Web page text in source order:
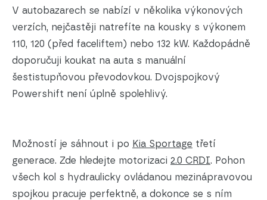
V autobazarech se nabízí v několika výkonových
verzích, nejčastěji natrefíte na kousky s výkonem
110, 120 (před faceliftem) nebo 132 kW. Každopádně
doporučuji koukat na auta s manuální
šestistupňovou převodovkou. Dvojspojkový
Powershift není úplně spolehlivý.
Možností je sáhnout i po Kia Sportage třetí
generace. Zde hledejte motorizaci 2.0 CRDI. Pohon
všech kol s hydraulicky ovládanou mezinápravovou
spojkou pracuje perfektně, a dokonce se s ním